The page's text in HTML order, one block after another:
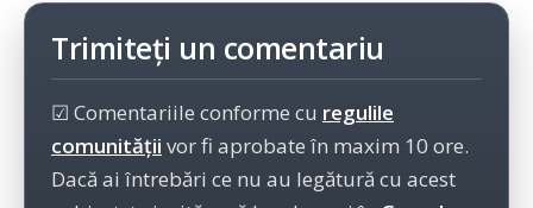
Trimiteți un comentariu
☑ Comentariile conforme cu regulile
comunității vor fi aprobate în maxim 10 ore.
Dacă ai întrebări ce nu au legătură cu acest